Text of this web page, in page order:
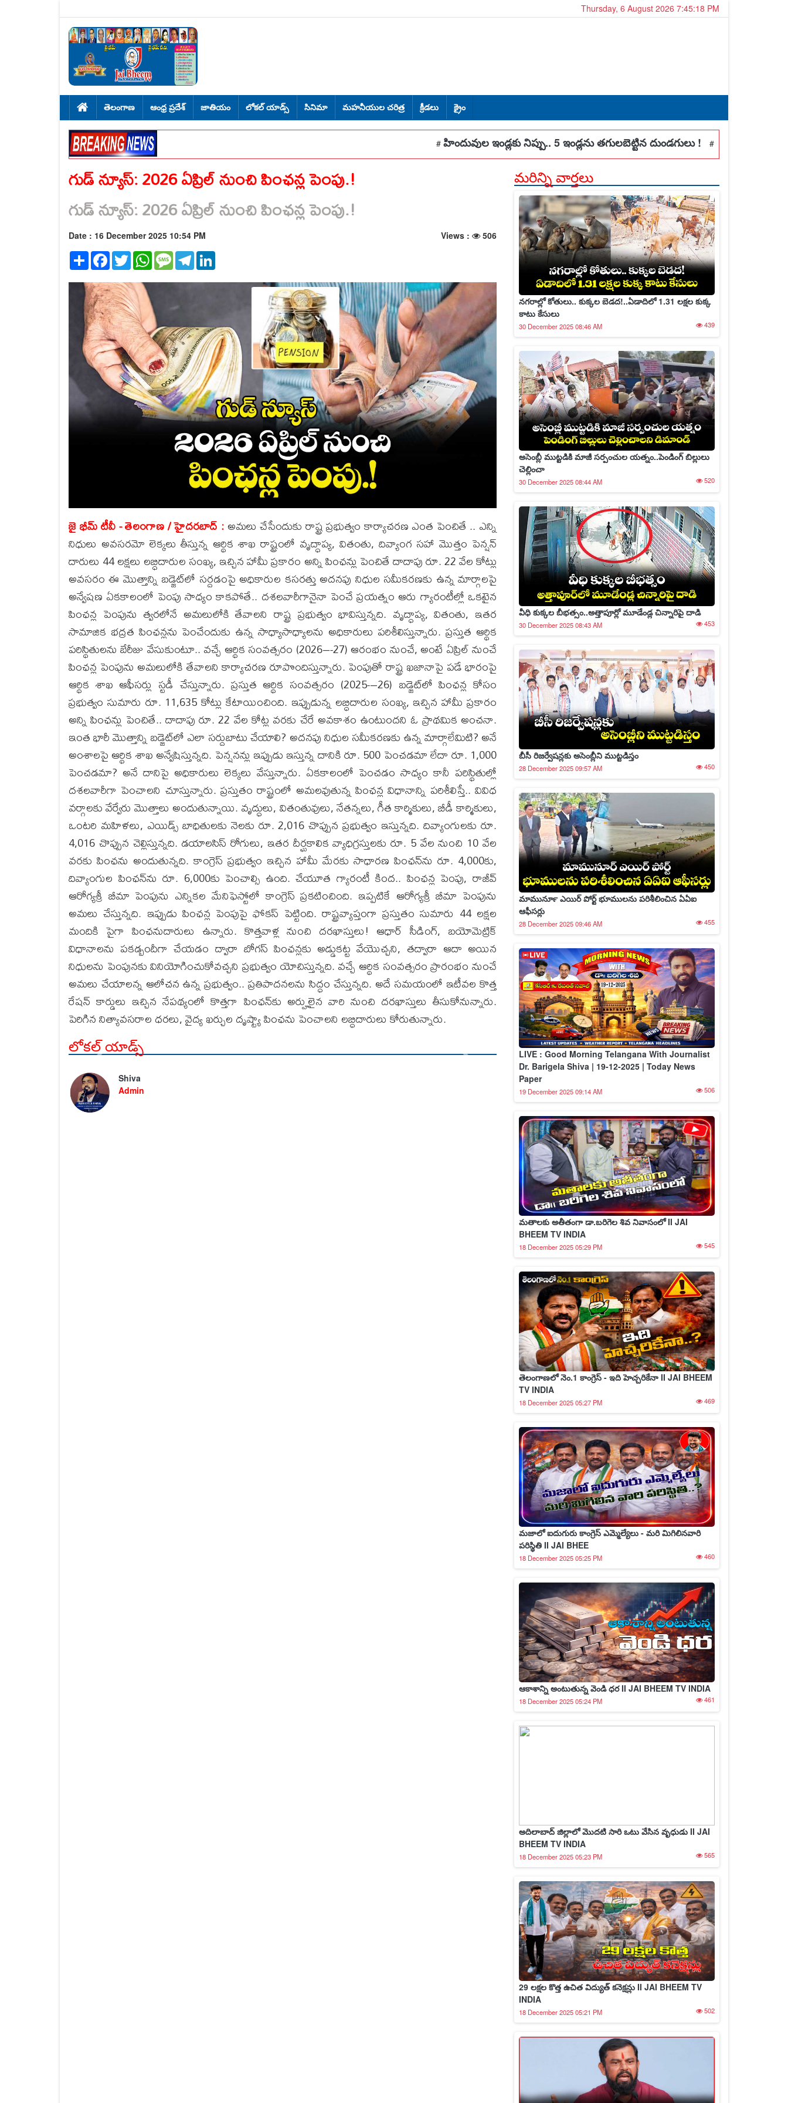
Thursday, 6 August 2026 7:45:20 PM
తెలంగాణ ఆంధ్ర ప్రదేశ్ జాతియం లోకల్ యాడ్స్ సినిమా మహనీయుల చరిత్ర క్రీడలు క్రైం
హిందువుల ఇండ్లకు నిప్పు.. 5 ఇండ్లను తగులబెట్టిన దుండగులు ! #పెండింగ్ డీఏలు వెంటనే
గుడ్ న్యూస్: 2026 ఏప్రిల్ నుంచి పింఛన్ల పెంపు.!
గుడ్ న్యూస్: 2026 ఏప్రిల్ నుంచి పింఛన్ల పెంపు.!
Date : 16 December 2025 10:54 PM Views :
506
Share Facebook
TwitterWhatsAppMessageTelegram
జై భీమ్ టీవీ - తెలంగాణ / హైదరబాద్ :అమలు చేసేందుకు రాష్ట్ర ప్రభుత్వం కార్యాచరణ ఎంత పెంచితే .. ఎన్ని
నిధులు అవసరమో లెక్కలు తీస్తున్న ఆర్థిక శాఖ రాష్ట్రంలో వృద్ధాప్య, వితంతు, దివ్యాంగ సహా మొత్తం పెన్షన్​
దారులు 44 లక్షలు లబ్ధిదారుల సంఖ్య, ఇచ్చిన హామీ ప్రకారం అన్ని పింఛన్లు పెంచితే దాదాపు రూ. 22 వేల కోట్లు
అవసరం ఈ మొత్తాన్ని బడ్జెట్‌లో సర్దడంపై అధికారుల కసరత్తు అదనపు నిధుల సమీకరణకు ఉన్న మార్గాలపై
అన్వేషణ ఏకకాలంలో పెంపు సాధ్యం కాకపోతే.. దశలవారీగానైనా పెంచే ప్రయత్నం ఆరు గ్యారంటీల్లో ఒకటైన
పింఛన్ల పెంపును త్వరలోనే అమలులోకి తేవాలని రాష్ట్ర ప్రభుత్వం భావిస్తున్నది. వృద్ధాప్య, వితంతు, ఇతర
సామాజిక భద్రత పింఛన్లను పెంచేందుకు ఉన్న సాధ్యాసాధ్యాలను అధికారులు పరిశీలిస్తున్నారు. ప్రస్తుత ఆర్థిక
పరిస్థితులను బేరీజు వేసుకుంటూ.. వచ్చే ఆర్థిక సంవత్సరం (2026–-27) ఆరంభం నుంచే, అంటే ఏప్రిల్ నుంచే
పింఛన్ల పెంపును అమలులోకి తేవాలని కార్యాచరణ రూపొందిస్తున్నారు. పెంపుతో రాష్ట్ర ఖజానాపై పడే భారంపై
ఆర్థిక శాఖ ఆఫీసర్లు స్టడీ చేస్తున్నారు. ప్రస్తుత ఆర్థిక సంవత్సరం (2025-–26) బడ్జెట్‌లో పింఛన్ల కోసం
ప్రభుత్వం సుమారు రూ. 11,635 కోట్లు కేటాయించింది. ఇప్పుడున్న లబ్ధిదారుల సంఖ్య, ఇచ్చిన హామీ ప్రకారం
అన్ని పింఛన్లు పెంచితే.. దాదాపు రూ. 22 వేల కోట్ల వరకు చేరే అవకాశం ఉంటుందని ఓ ప్రాథమిక అంచనా.
ఇంత భారీ మొత్తాన్ని బడ్జెట్‌లో ఎలా సర్దుబాటు చేయాలి? అదనపు నిధుల సమీకరణకు ఉన్న మార్గాలేమిటి? అనే
అంశాలపై ఆర్థిక శాఖ అన్వేషిస్తున్నది. పెన్షనన్లు ఇప్పుడు ఇస్తున్న దానికి రూ. 500 పెంచడమా లేదా రూ. 1,000
పెంచడమా? అనే దానిపై అధికారులు లెక్కలు వేస్తున్నారు. ఏకకాలంలో పెంచడం సాధ్యం కానీ పరిస్థితుల్లో
దశలవారీగా పెంచాలని చూస్తున్నారు. ప్రస్తుతం రాష్ట్రంలో అమలవుతున్న పింఛన్ల విధానాన్ని పరిశీలిస్తే.. వివిధ
వర్గాలకు వేర్వేరు మొత్తాలు అందుతున్నాయి. వృద్ధులు, వితంతువులు, నేతన్నలు, గీత కార్మికులు, బీడీ కార్మికులు,
ఒంటరి మహిళలు, ఎయిడ్స్ బాధితులకు నెలకు రూ. 2,016 చొప్పున ప్రభుత్వం ఇస్తున్నది. దివ్యాంగులకు రూ.
4,016 చొప్పున చెల్లిస్తున్నది. డయాలసిస్ రోగులు, ఇతర దీర్ఘకాలిక వ్యాధిగ్రస్తులకు రూ. 5 వేల నుంచి 10 వేల
వరకు పింఛను అందుతున్నది. కాంగ్రెస్ ప్రభుత్వం ఇచ్చిన హామీ మేరకు సాధారణ పింఛన్​ను రూ. 4,000కు,
దివ్యాంగుల పింఛన్​ను రూ. 6,000కు పెంచాల్సి ఉంది. చేయూత గ్యారంటీ కింద.. పింఛన్ల పెంపు, రాజీవ్​
ఆరోగ్యశ్రీ బీమా పెంపును ఎన్నికల మేనిఫెస్టోలో కాంగ్రెస్​ ప్రకటించింది. ఇప్పటికే ఆరోగ్యశ్రీ బీమా పెంపును
అమలు చేస్తున్నది. ఇప్పుడు పింఛన్ల పెంపుపై ఫోకస్​ పెట్టింది. రాష్ట్రవ్యాప్తంగా ప్రస్తుతం సుమారు 44 లక్షల
మందికి పైగా పింఛనుదారులు ఉన్నారు. కొత్తవాళ్ల నుంచి దరఖాస్తులు! ఆధార్ సీడింగ్, బయోమెట్రిక్
విధానాలను పకడ్బందీగా చేయడం ద్వారా బోగస్ పింఛన్లకు అడ్డుకట్ట వేయొచ్చని, తద్వారా ఆదా అయిన
నిధులను పెంపునకు వినియోగించుకోవచ్చని ప్రభుత్వం యోచిస్తున్నది. వచ్చే ఆర్థిక సంవత్సరం ప్రారంభం నుంచే
అమలు చేయాలన్న ఆలోచన ఉన్న ప్రభుత్వం.. ప్రతిపాదనలను సిద్ధం చేస్తున్నది. అదే సమయంలో ఇటీవల కొత్త
రేషన్ కార్డులు ఇచ్చిన నేపథ్యంలో కొత్తగా పింఛన్​కు అర్హులైన వారి నుంచి దరఖాస్తులు తీసుకోనున్నారు.
పెరిగిన నిత్యావసరాల ధరలు, వైద్య ఖర్చుల దృష్ట్యా పింఛను పెంచాలని లబ్ధిదారులు కోరుతున్నారు.
లోకల్ యాడ్స్
Shiva
Admin
మరిన్ని వార్తలు
నగరాల్లో కోతులు.. కుక్కల బెడద!..ఏడాదిలో 1.31 లక్షల కుక్క
కాటు కేసులు
30 December 2025 08:46 AM 439
అసెంబ్లీ ముట్టడికి మాజీ సర్పంచుల యత్నం..పెండింగ్ బిల్లులు
చెల్లించా
30 December 2025 08:44 AM 520
వీధి కుక్కల బీభత్సం..అత్తాపూర్లో మూడేండ్ల చిన్నారిపై దాడి
30 December 2025 08:43 AM 453
బీసీ రిజర్వేషన్లకు అసెంబ్లీని ముట్టడిస్తం
28 December 2025 09:57 AM 450
మామునూర్‍ ఎయిర్ పోర్ట్ భూములను పరిశీలించిన ఏఏఐ
ఆఫీసర్లు
28 December 2025 09:46 AM 455
LIVE : Good Morning Telangana With Journalist
Dr. Barigela Shiva | 19-12-2025 | Today News
Paper
19 December 2025 09:14 AM 506
మతాలకు అతీతంగా డా.బరిగెల శివ నివాసంలో II JAI
BHEEM TV INDIA
18 December 2025 05:29 PM 545
తెలంగాణలో నెం.1 కాంగ్రెస్ - ఇది హెచ్చరికేనా II JAI BHEEM
TV INDIA
18 December 2025 05:27 PM 469
మజాలో ఐదుగురు కాంగ్రెస్ ఎమ్మెల్యేలు - మరి మిగిలినవారి
పరిస్థితి II JAI BHEE
18 December 2025 05:25 PM 460
ఆకాశాన్ని అంటుతున్న వెండి ధర II JAI BHEEM TV INDIA
18 December 2025 05:24 PM 461
అదిలాబాద్ జిల్లాలో మొదటి సారి ఒటు వేసిన వృధుడు II JAI
BHEEM TV INDIA
18 December 2025 05:23 PM 565
29 లక్షల కొత్త ఉచిత విద్యుత్ కనెక్షన్లు II JAI BHEEM TV
INDIA
18 December 2025 05:21 PM 502